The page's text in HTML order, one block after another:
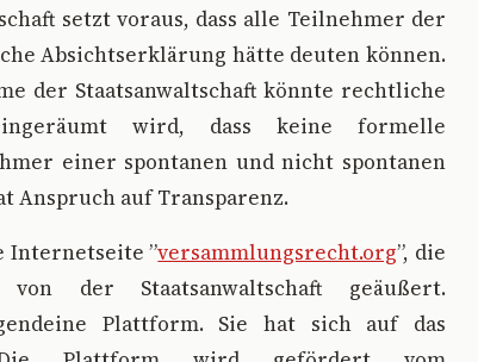
setzt voraus, dass alle Teilnehmer der
Absichtserklärung hätte deuten können.
der Staatsanwaltschaft könnte rechtliche
wird, dass keine formelle
einer spontanen und nicht spontanen
Anspruch auf Transparenz.
Internetseite ”versammlungsrecht.org”, die
der Staatsanwaltschaft geäußert.
Plattform. Sie hat sich auf das